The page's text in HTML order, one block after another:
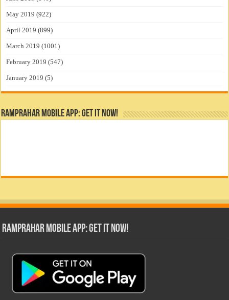
May 2019 (922)
April 2019 (899)
March 2019 (1001)
February 2019 (547)
January 2019 (5)
RamPrahar Mobile App: Get it Now!
RamPrahar Mobile App: Get it Now!